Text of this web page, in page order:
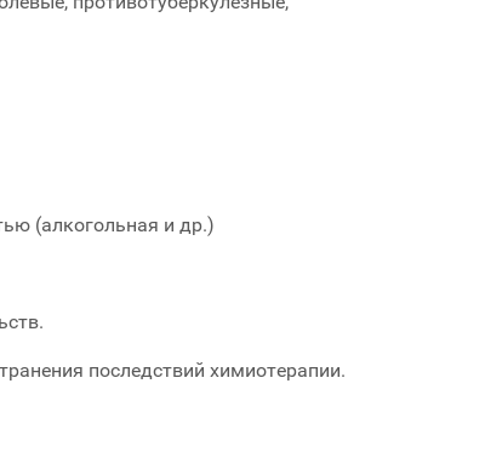
(алкогольная и др.)
последствий химиотерапии.